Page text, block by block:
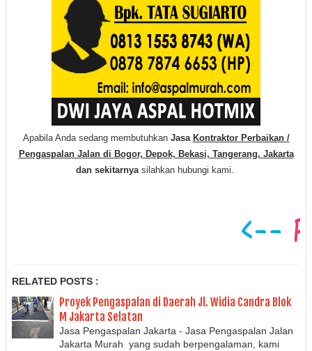
Apabila Anda sedang membutuhkan Jasa Kontraktor Perbaikan /
Pengaspalan Jalan di Bogor, Depok, Bekasi, Tangerang, Jakarta
dan sekitarnya silahkan hubungi kami.
RELATED POSTS :
Proyek Pengaspalan di Daerah Jl. Widia Candra Blok
M Jakarta Selatan
Jasa Pengaspalan Jakarta - Jasa Pengaspalan Jalan
Jakarta Murah yang sudah berpengalaman, kami